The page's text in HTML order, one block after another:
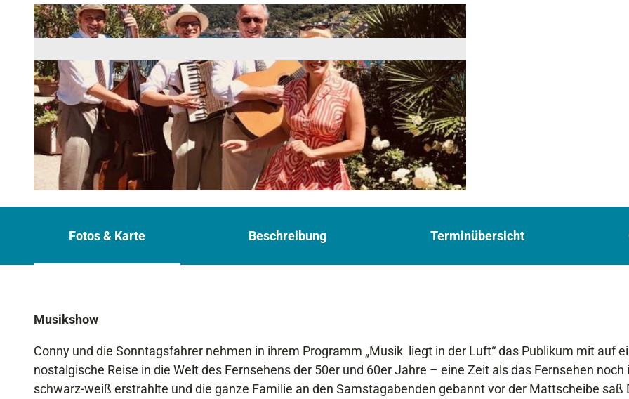
Fotos & Karte Beschreibung Terminübersicht
Musikshow
Conny und die Sonntagsfahrer nehmen in ihrem Programm „Musik liegt in der Luft“ das Publikum mit auf
nostalgische Reise in die Welt des Fernsehens der 50er und 60er Jahre – eine Zeit als das Fernsehen noch
schwarz-weiß erstrahlte und die ganze Familie an den Samstagabenden gebannt vor der Mattscheibe saß